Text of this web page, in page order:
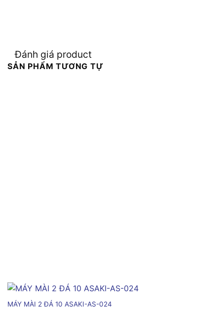
Đánh giá product
SẢN PHẨM TƯƠNG TỰ
MÁY MÀI 2 ĐÁ 10 ASAKI-AS-024